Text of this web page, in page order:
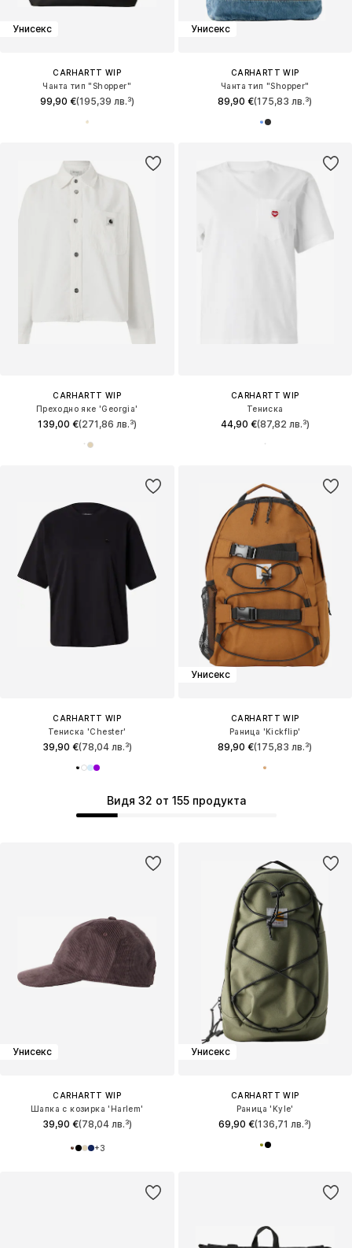
Унисекс
CARHARTT WIP
Чанта тип "Shopper"
99,90 €(195,39 лв.³)
Унисекс
CARHARTT WIP
Чанта тип "Shopper"
89,90 €(175,83 лв.³)
Видя 32 от 155 продукта
CARHARTT WIP
Преходно яке 'Georgia'
139,00 €(271,86 лв.³)
CARHARTT WIP
Тениска
44,90 €(87,82 лв.³)
CARHARTT WIP
Тениска 'Chester'
39,90 €(78,04 лв.³)
Унисекс
CARHARTT WIP
Раница 'Kickflip'
89,90 €(175,83 лв.³)
Унисекс
CARHARTT WIP
Шапка с козирка 'Harlem'
39,90 €(78,04 лв.³)
+3
Унисекс
CARHARTT WIP
Раница 'Kyle'
69,90 €(136,71 лв.³)